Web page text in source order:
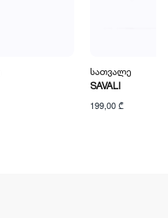
Სათვალე
SAVALI
199,00 ₾